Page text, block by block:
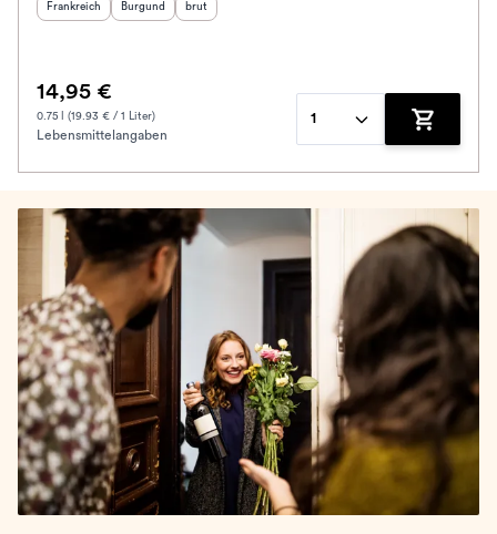
Herkunftsland
Frankreich Herkunftsregion:
Burgund Geschmack
brut
14,95 €
0.75 l (19.93 € / 1 Liter)
Lebensmittelangaben
1
Zum